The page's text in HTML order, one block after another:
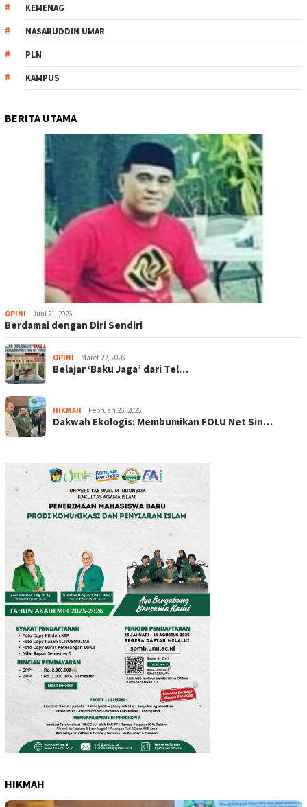
KEMENAG
NASARUDDIN UMAR
PLN
KAMPUS
BERITA UTAMA
OPINI Juni 21, 2026
Berdamai dengan Diri Sendiri
OPINI Maret 22, 2026
Belajar ‘Baku Jaga’ dari Tel…
HIKMAH Februari 26, 2026
Dakwah Ekologis: Membumikan FOLU Net Sin…
HIKMAH